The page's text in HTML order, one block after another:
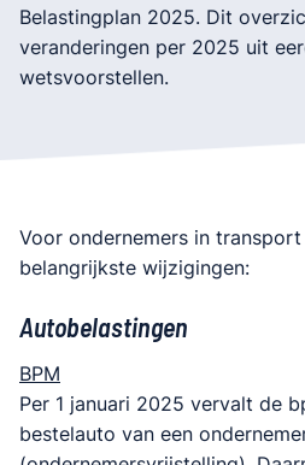
Belastingplan 2025. Dit
veranderingen per 2025 uit
wetsvoorstellen.
Voor ondernemers in
belangrijkste wijzigingen:
Autobelastingen
BPM
Per 1 januari 2025 vervalt de
bestelauto van een